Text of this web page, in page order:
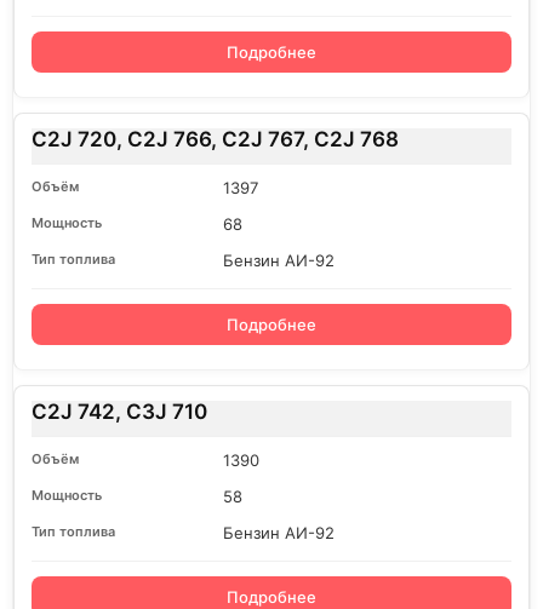
Подробнее
C2J 720, C2J 766, C2J 767, C2J 768
1397
68
Бензин АИ-92
Подробнее
C2J 742, C3J 710
1390
58
Бензин АИ-92
Подробнее